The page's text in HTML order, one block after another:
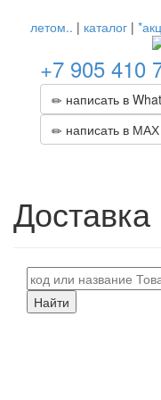
летом.. | каталог |
+7 905 410
написать в
написать в МАХ
Найти